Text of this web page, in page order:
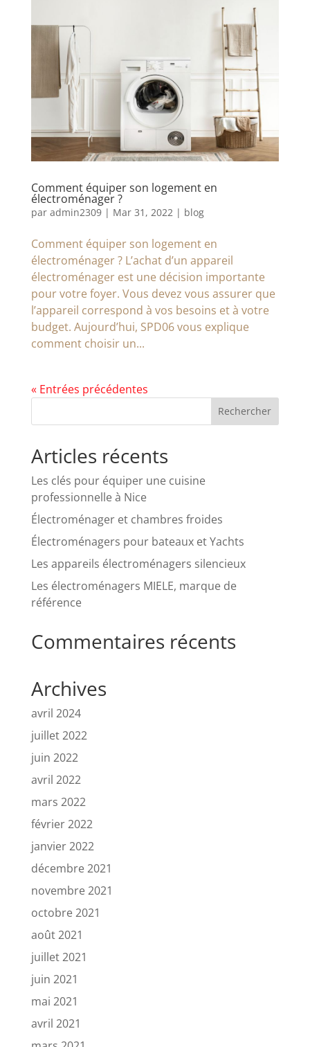
Comment équiper son logement en
électroménager ?
par admin2309| Mar 31, 2022 | blog
Comment équiper son logement en
électroménager ? L’achat d’un appareil
électroménager est une décision importante
pour votre foyer. Vous devez vous assurer que
l’appareil correspond à vos besoins et à votre
budget. Aujourd’hui, SPD06 vous explique
comment choisir un...
« Entrées précédentes
Articles récents
Les clés pour équiper une cuisine
professionnelle à Nice
Électroménager et chambres froides
Électroménagers pour bateaux et Yachts
Les appareils électroménagers silencieux
Les électroménagers MIELE, marque de
référence
Commentaires récents
Archives
avril 2024
juillet 2022
juin 2022
avril 2022
mars 2022
février 2022
janvier 2022
décembre 2021
novembre 2021
octobre 2021
août 2021
juillet 2021
juin 2021
mai 2021
avril 2021